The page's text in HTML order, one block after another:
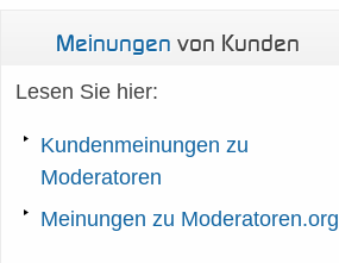
Meinungen von Kunden
Lesen Sie hier:
Kundenmeinungen zu
Moderatoren
Meinungen zu Moderatoren.org